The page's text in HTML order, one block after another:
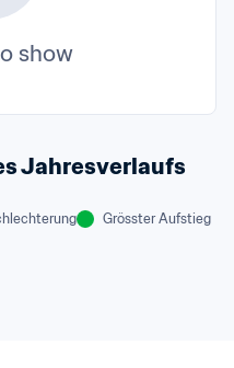
show
Jahresverlaufs
Grösster Aufstieg